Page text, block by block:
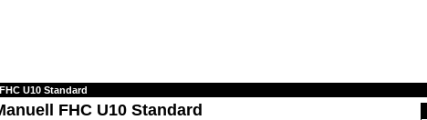
U10 Standard
FHC U10 Standard